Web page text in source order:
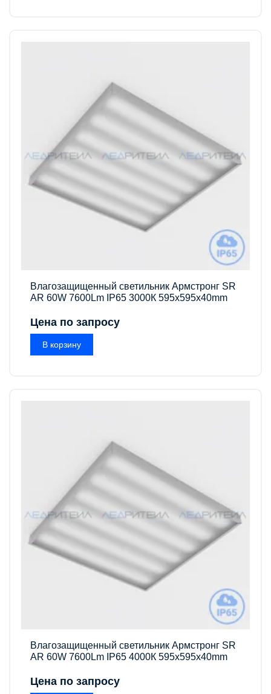
Влагозащищенный светильник Армстронг SR
AR 60W 7600Lm IP65 3000К 595x595x40mm
Цена по запросу
В корзину
Влагозащищенный светильник Армстронг SR
AR 60W 7600Lm IP65 4000К 595x595x40mm
Цена по запросу